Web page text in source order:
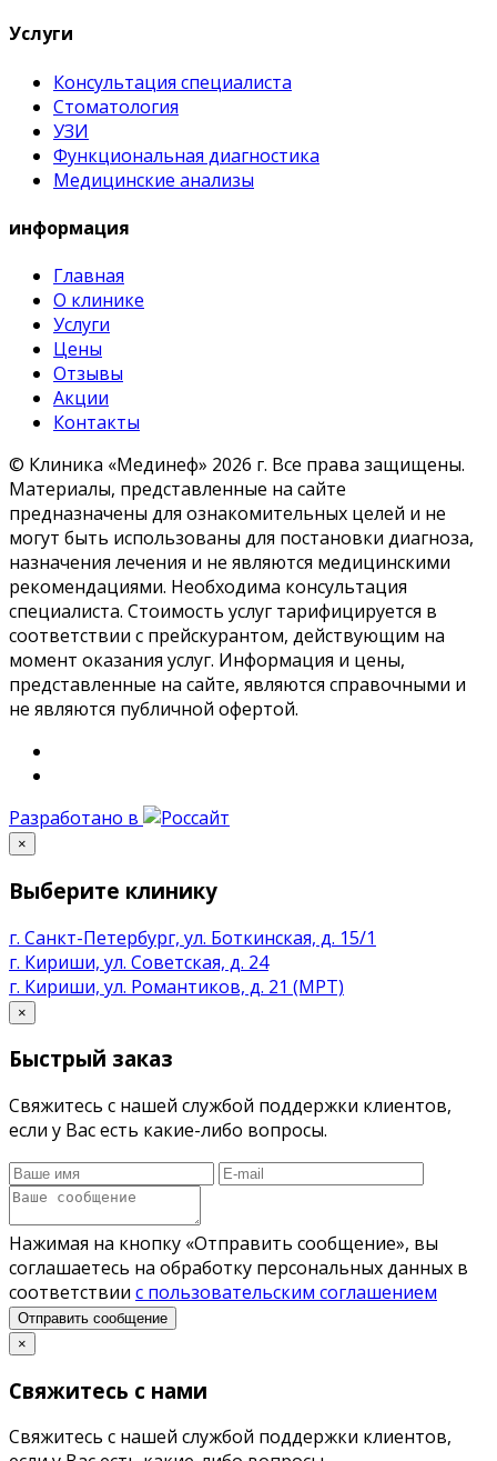
Услуги
Консультация специалиста
Стоматология
УЗИ
Функциональная диагностика
Медицинские анализы
информация
Главная
О клинике
Услуги
Цены
Отзывы
Акции
Контакты
© Клиника «Мединеф» 2026 г. Все права защищены.
Материалы, представленные на сайте
предназначены для ознакомительных целей и не
могут быть использованы для постановки диагноза,
назначения лечения и не являются медицинскими
рекомендациями. Необходима консультация
специалиста. Стоимость услуг тарифицируется в
соответствии с прейскурантом, действующим на
момент оказания услуг. Информация и цены,
представленные на сайте, являются справочными и
не являются публичной офертой.
Разработано в
×
Выберите клинику
г. Санкт-Петербург, ул. Боткинская, д. 15/1
г. Кириши, ул. Советская, д. 24
г. Кириши, ул. Романтиков, д. 21 (МРТ)
×
Быстрый заказ
Свяжитесь с нашей службой поддержки клиентов,
если у Вас есть какие-либо вопросы.
Нажимая на кнопку «Отправить сообщение», вы
соглашаетесь на обработку персональных данных в
соответствии с пользовательским соглашением
Отправить сообщение
×
Свяжитесь с нами
Свяжитесь с нашей службой поддержки клиентов,